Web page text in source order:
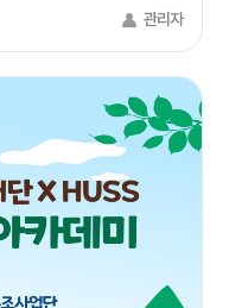
관리자